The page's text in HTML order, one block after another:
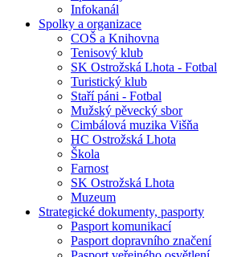
Infokanál
Spolky a organizace
COŠ a Knihovna
Tenisový klub
SK Ostrožská Lhota - Fotbal
Turistický klub
Staří páni - Fotbal
Mužský pěvecký sbor
Cimbálová muzika Višňa
HC Ostrožská Lhota
Škola
Farnost
SK Ostrožská Lhota
Muzeum
Strategické dokumenty, pasporty
Pasport komunikací
Pasport dopravního značení